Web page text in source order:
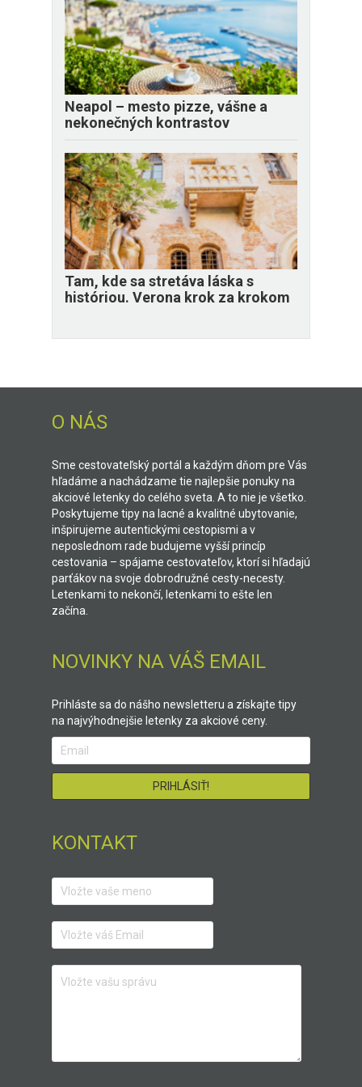
Neapol – mesto pizze, vášne a
nekonečných kontrastov
Tam, kde sa stretáva láska s
históriou. Verona krok za krokom
O NÁS
Sme cestovateľský portál a každým dňom pre Vás
hľadáme a nachádzame tie najlepšie ponuky na
akciové letenky do celého sveta. A to nie je všetko.
Poskytujeme tipy na lacné a kvalitné ubytovanie,
inšpirujeme autentickými cestopismi a v
neposlednom rade budujeme vyšší princíp
cestovania – spájame cestovateľov, ktorí si hľadajú
parťákov na svoje dobrodružné cesty-necesty.
Letenkami to nekončí, letenkami to ešte len
začína.
NOVINKY NA VÁŠ EMAIL
Prihláste sa do nášho newsletteru a získajte tipy
na najvýhodnejšie letenky za akciové ceny.
KONTAKT